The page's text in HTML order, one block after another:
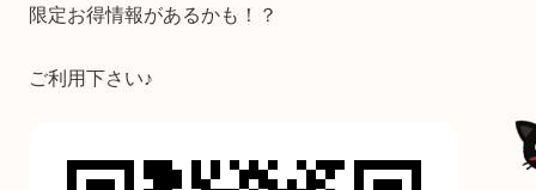
限定お得情報があるかも！？
ご利用下さい♪